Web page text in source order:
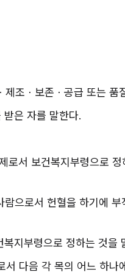
조ㆍ보존ㆍ공급 또는 품
은 자를 말한다.
로서 보건복지부령으로
으로서 헌혈을 하기에
지부령으로 정하는 것을
서 다음 각 목의 어느 하